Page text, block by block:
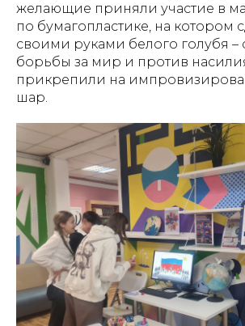
желающие приняли участие в
по бумагопластике, на котором
своими руками белого голубя –
борьбы за мир и против
прикрепили на
шар.